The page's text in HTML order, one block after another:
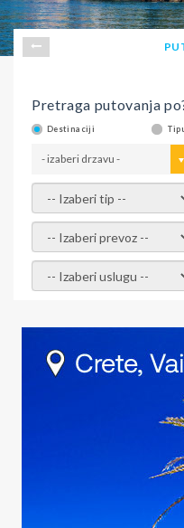
Pretraga putovanja
Destinaciji
- izaberi drzavu -
- izaberi tip -
- izaberi prevoz -
- Izaberite uslugu -